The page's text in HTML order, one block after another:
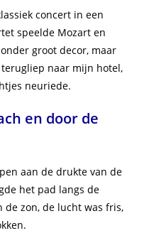
concert in een
speelde Mozart en
groot decor, maar
naar mijn hotel,
neuriede.
en door de
aan de drukte van de
het pad langs de
zon, de lucht was fris,